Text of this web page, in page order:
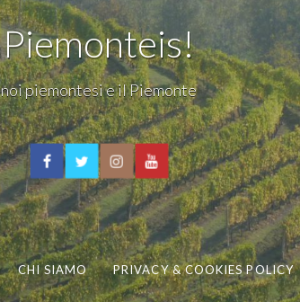
Piemonteis!
noi piemontesi e il Piemonte
CHI SIAMO PRIVACY & COOKIES POLICY